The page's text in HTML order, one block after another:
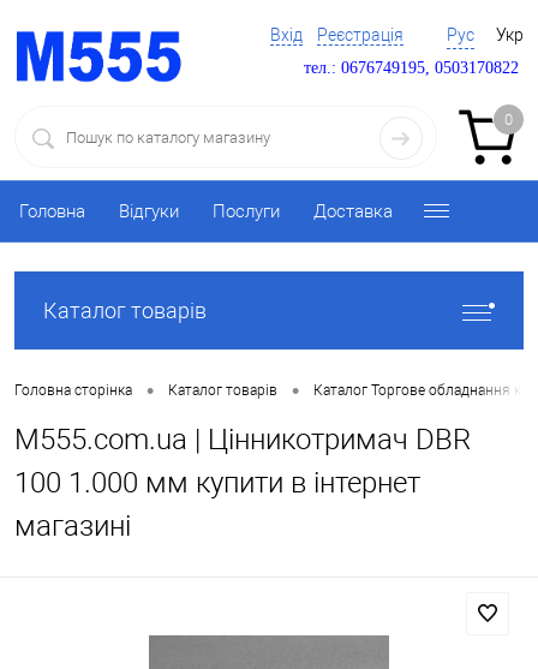
Вхід Реєстрація Рус Укр
тел.: 0676749195, 0503170822
0
Головна Відгуки Послуги Доставка
Каталог товарів
Головна сторінка • Каталог товарів • Каталог Торгове обладнання
M555.com.ua | Цінникотримач DBR
100 1.000 мм купити в інтернет
магазині